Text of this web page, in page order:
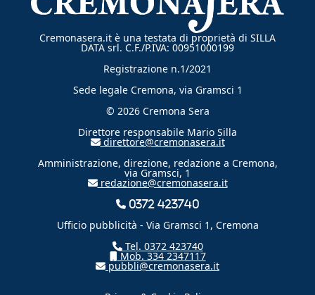
Cremonasera.it è una testata di proprietà di SILLA
DATA srl. C.F./P.IVA: 00951000199
Registrazione n.1/2021
Sede legale Cremona, via Gramsci 1
© 2026 Cremona Sera
Direttore responsabile Mario Silla
direttore@cremonasera.it
Amministrazione, direzione, redazione a Cremona,
via Gramsci, 1
redazione@cremonasera.it
0372 423740
Ufficio pubblicità - Via Gramsci 1, Cremona
Tel. 0372 423740
Mob. 334 2347117
pubbli@cremonasera.it